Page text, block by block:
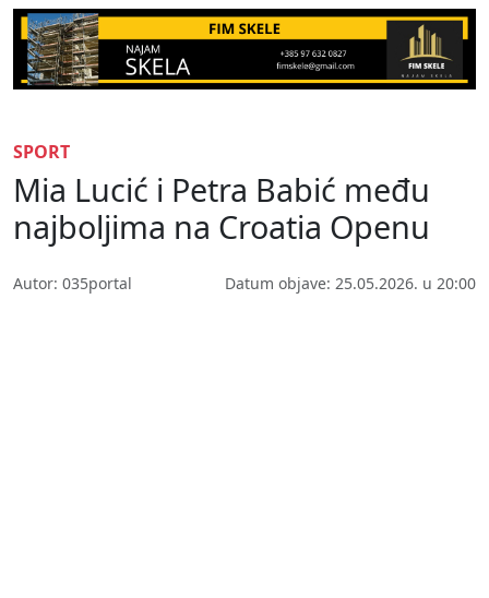
SPORT
Mia Lucić i Petra Babić među
najboljima na Croatia Openu
Autor: 035portal Datum objave: 25.05.2026. u 20:00